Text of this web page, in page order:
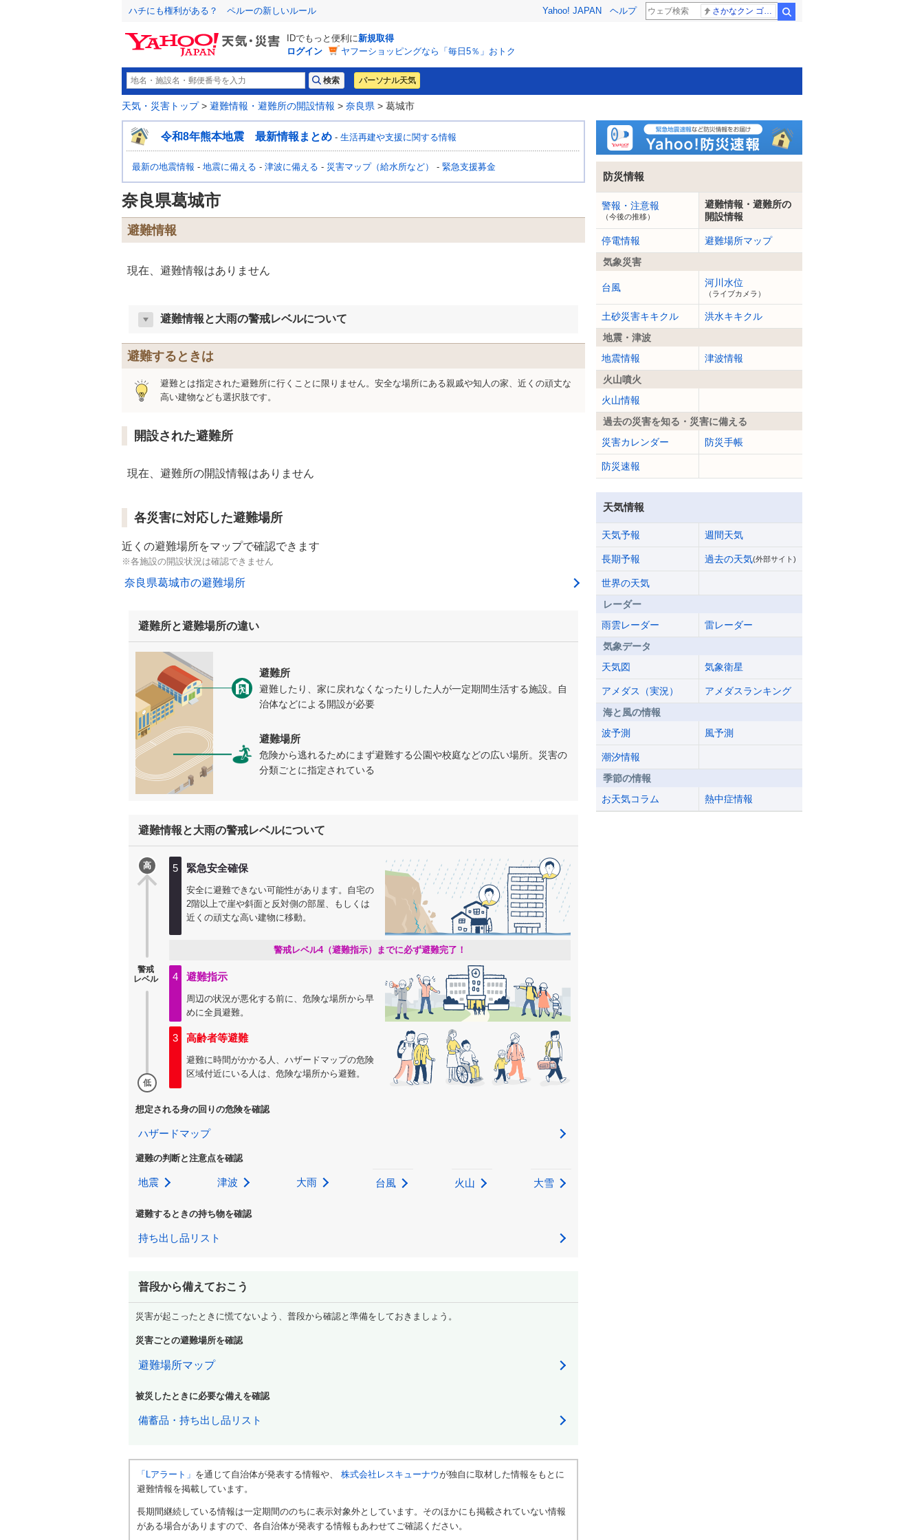
ハチにも権利がある？ ペルーの新しいルール Yahoo! JAPAN ヘルプ
IDでもっと便利に新規取得
ログイン
ヤフーショッピングなら「毎日5％」おトク
パーソナル天気
天気・災害トップ> 避難情報・避難所の開設情報 > 奈良県 > 葛城市
令和8年熊本地震 最新情報まとめ - 生活再建や支援に関する情報
最新の地震情報 - 地震に備える - 津波に備える - 災害マップ（給水所など） - 緊急支援募金
奈良県葛城市
避難情報
現在、避難情報はありません
避難情報と大雨の警戒レベルについて
避難するときは
避難とは指定された避難所に行くことに限りません。安全な場所にある親戚や知人の家、近くの頑丈な
高い建物なども選択肢です。
開設された避難所
現在、避難所の開設情報はありません
各災害に対応した避難場所
近くの避難場所をマップで確認できます
※各施設の開設状況は確認できません
奈良県葛城市の避難場所
避難所と避難場所の違い
避難所
避難したり、家に戻れなくなったりした人が一定期間生活する施設。自
治体などによる開設が必要
避難場所
危険から逃れるためにまず避難する公園や校庭などの広い場所。災害の
分類ごとに指定されている
避難情報と大雨の警戒レベルについて
警戒
レベル
高 5 緊急安全確保
安全に避難できない可能性があります。自宅の
2階以上で崖や斜面と反対側の部屋、もしくは
近くの頑丈な高い建物に移動。
警戒レベル4（避難指示）までに必ず避難完了！
4 避難指示
周辺の状況が悪化する前に、危険な場所から早
めに全員避難。
低
3 高齢者等避難
避難に時間がかかる人、ハザードマップの危険
区域付近にいる人は、危険な場所から避難。
想定される身の回りの危険を確認
ハザードマップ
避難の判断と注意点を確認
地震 津波 大雨 台風 火山 大雪
避難するときの持ち物を確認
持ち出し品リスト
普段から備えておこう
災害が起こったときに慌てないよう、普段から確認と準備をしておきましょう。
災害ごとの避難場所を確認
避難場所マップ
被災したときに必要な備えを確認
備蓄品・持ち出し品リスト
「Lアラート」 を通じて自治体が発表する情報や、 株式会社レスキューナウが独自に取材した情報をもとに
避難情報を掲載しています。
長期間継続している情報は一定期間ののちに表示対象外としています。そのほかにも掲載されていない情報
がある場合がありますので、各自治体が発表する情報もあわせてご確認ください。
防災情報
警報・注意報
（今後の推移）
避難情報・避難所の
開設情報
停電情報
避難場所マップ
気象災害
台風 河川水位
（ライブカメラ）
土砂災害キキクル
洪水キキクル
地震・津波
地震情報
津波情報
火山噴火
火山情報
過去の災害を知る・災害に備える
災害カレンダー
防災手帳
防災速報
天気情報
天気予報 週間天気
長期予報 過去の天気(外部サイト)
世界の天気
レーダー
雨雲レーダー
雷レーダー
気象データ
天気図
気象衛星
アメダス（実況）
アメダスランキング
海と風の情報
波予測
風予測
潮汐情報
季節の情報
お天気コラム
熱中症情報